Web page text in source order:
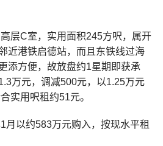
层C室，实用面积245方呎，属开
近港铁启德站，而且东铁线过海
添方便，故放盘约1星期即获承
万元，调减500元，以1.25万元
实用呎租约51元。
月以约583万元购入，按现水平租